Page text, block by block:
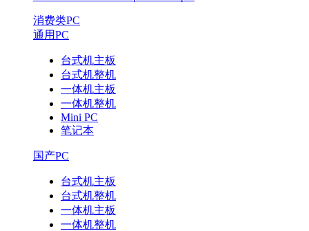
消费类PC
通用PC
台式机主板
台式机整机
一体机主板
一体机整机
Mini PC
笔记本
国产PC
台式机主板
台式机整机
一体机主板
一体机整机